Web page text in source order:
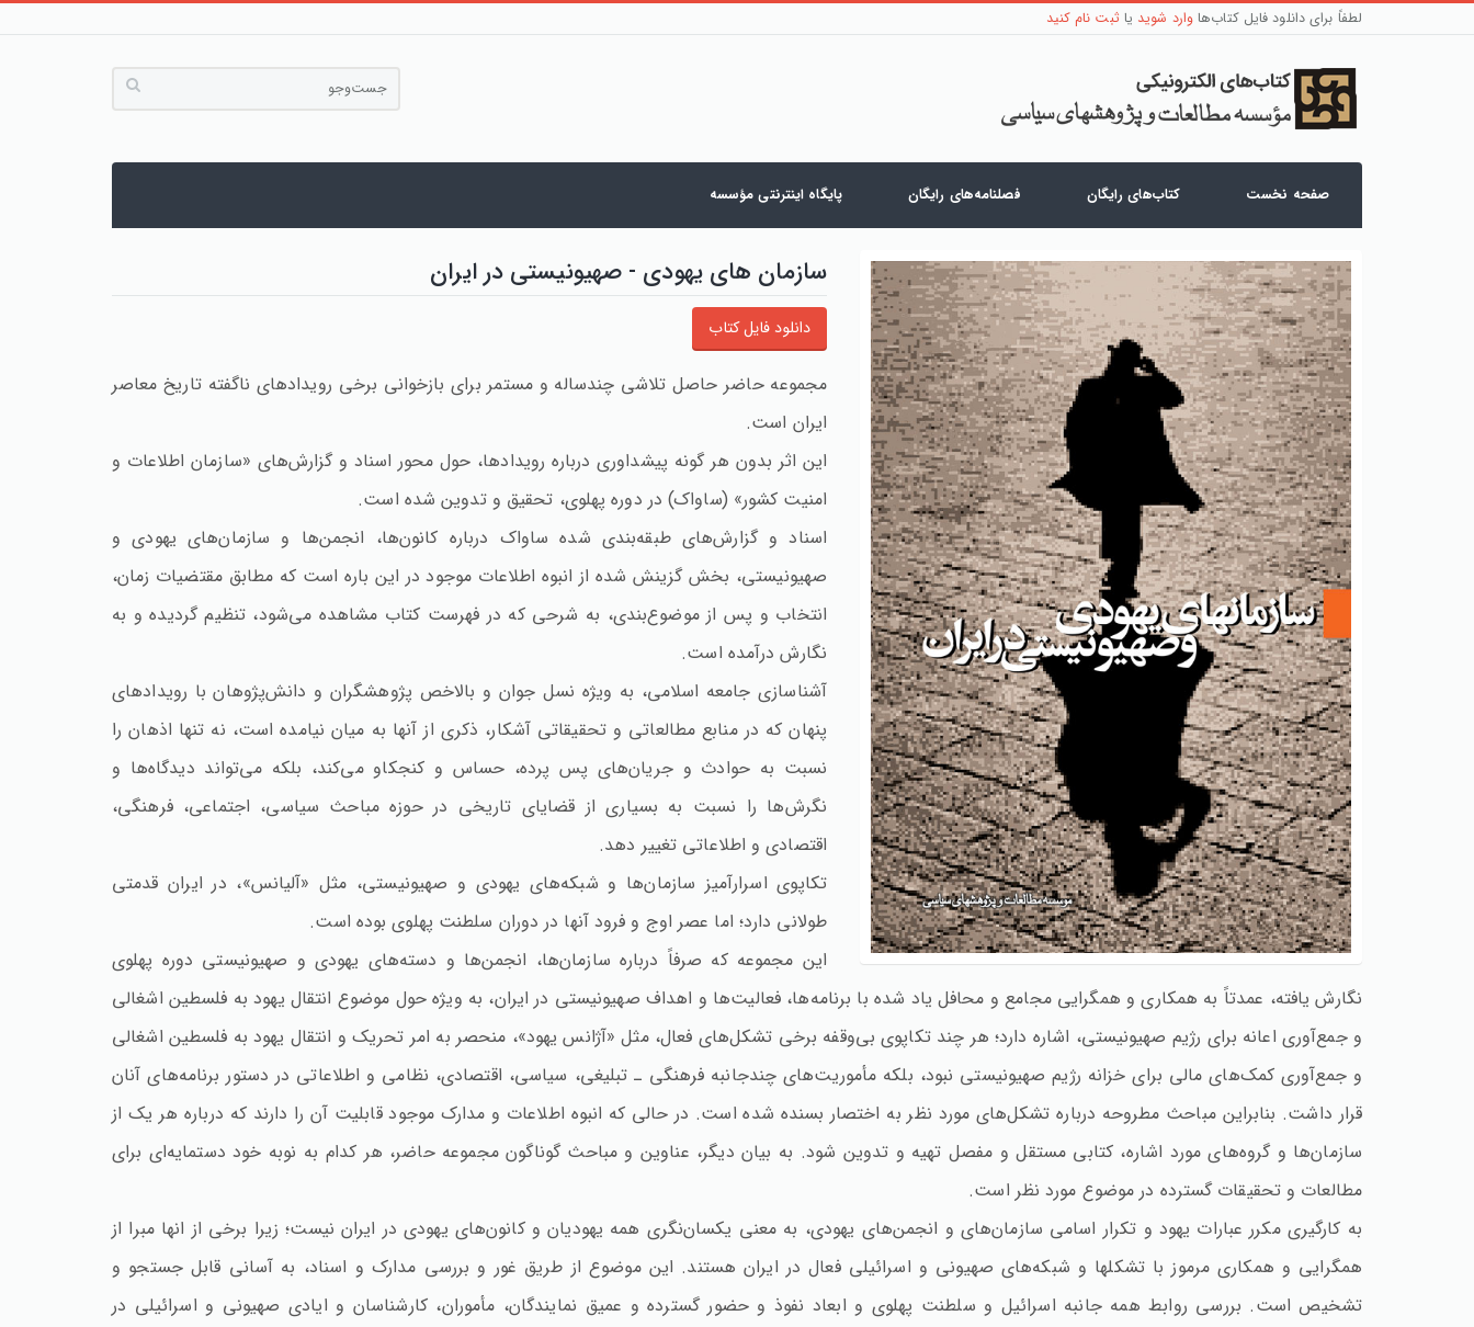
لطفاً برای دانلود فایل کتاب‌ها وارد شوید یا ثبت نام کنید
صفحه نخست کتاب‌های رایگان فصلنامه‌های رایگان پایگاه اینترنتی مؤسسه
سازمان های یهودی - صهیونیستی در ایران
دانلود فایل کتاب
مجموعه حاضر حاصل تلاشی چندساله و مستمر برای بازخوانی برخی رویدادهای ناگفته تاریخ معاصر
ایران است.
این اثر بدون هر گونه پیشداوری درباره رویدادها، حول محور اسناد و گزارش‌های «سازمان اطلاعات و
امنیت کشور» (ساواک) در دوره پهلوی، تحقیق و تدوین شده است.
اسناد و گزارش‌های طبقه‌بندی شده ساواک درباره کانون‌ها، انجمن‌ها و سازمان‌های یهودی و
صهیونیستی، بخش گزینش شده از انبوه اطلاعات موجود در این باره است که مطابق مقتضیات زمان،
انتخاب و پس از موضوع‌بندی، به شرحی که در فهرست کتاب مشاهده می‌شود، تنظیم گردیده و به
نگارش درآمده است.
آشناسازی جامعه اسلامی، به ویژه نسل جوان و بالاخص پژوهشگران و دانش‌پژوهان با رویدادهای
پنهان که در منابع مطالعاتی و تحقیقاتی آشکار، ذکری از آنها به میان نیامده است،‌ نه تنها اذهان را
نسبت به حوادث و جریان‌های پس پرده، حساس و کنجکاو می‌کند، بلکه می‌تواند دیدگاه‌ها و
نگرش‌ها را نسبت به بسیاری از قضایای تاریخی در حوزه مباحث سیاسی، اجتماعی، فرهنگی،
اقتصادی و اطلاعاتی تغییر دهد.
تکاپوی اسرارآمیز سازمان‌ها و شبکه‌های یهودی و صهیونیستی، مثل «آلیانس»، در ایران قدمتی
طولانی دارد؛ اما عصر اوج و فرود آنها در دوران سلطنت پهلوی بوده است.
این مجموعه که صرفاً درباره سازمان‌ها، انجمن‌ها و دسته‌های یهودی و صهیونیستی دوره پهلوی
نگارش یافته، عمدتاً به همکاری و همگرایی مجامع و محافل یاد شده با برنامه‌ها، فعالیت‌ها و اهداف صهیونیستی در ایران، به ویژه حول موضوع انتقال یهود به فلسطین اشغالی
و جمع‌آوری اعانه برای رژیم صهیونیستی، اشاره دارد؛ هر چند تکاپوی بی‌وقفه برخی تشکل‌های فعال، مثل «آژانس یهود»، منحصر به امر تحریک و انتقال یهود به فلسطین اشغالی
و جمع‌آوری کمک‌های مالی برای خزانه رژیم صهیونیستی نبود، بلکه مأموریت‌های چندجانبه فرهنگی ـ تبلیغی، سیاسی، اقتصادی، نظامی و اطلاعاتی در دستور برنامه‌های آنان
قرار داشت. بنابراین مباحث مطروحه درباره تشکل‌های مورد نظر به اختصار بسنده شده است. در حالی که انبوه اطلاعات و مدارک موجود قابلیت آن را دارند که درباره هر یک از
سازمان‌ها و گروه‌های مورد اشاره، کتابی مستقل و مفصل تهیه و تدوین شود. به بیان دیگر، عناوین و مباحث گوناگون مجموعه حاضر، هر کدام به نوبه خود دستمایه‌ای برای
مطالعات و تحقیقات گسترده در موضوع مورد نظر است.
به کارگیری مکرر عبارات یهود و تکرار اسامی سازمان‌های و انجمن‌های یهودی، به معنی یکسان‌نگری همه یهودیان و کانون‌های یهودی در ایران نیست؛ زیرا برخی از انها مبرا از
همگرایی و همکاری مرموز با تشکلها و شبکه‌های صهیونی و اسرائیلی فعال در ایران هستند. این موضوع از طریق غور و بررسی مدارک و اسناد، به آسانی قابل جستجو و
تشخیص است. بررسی روابط همه جانبه اسرائیل و سلطنت پهلوی و ابعاد نفوذ و حضور گسترده و عمیق نمایندگان، مأموران، کارشناسان و ایادی صهیونی و اسرائیلی در